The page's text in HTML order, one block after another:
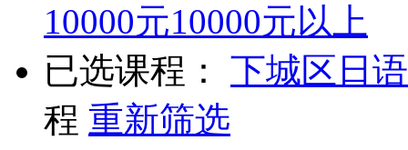
10000元10000元以上
已选课程：
下城区 日
程 重新筛选